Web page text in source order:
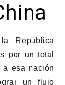
República
por un total
a esa nación
un flujo